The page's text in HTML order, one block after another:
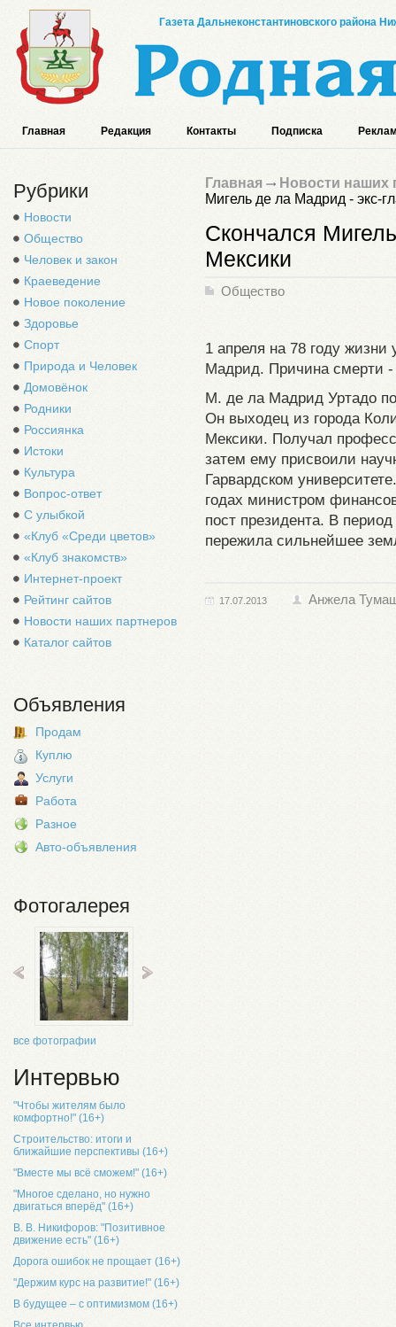
Газета Дальнеконстантиновского района
Главная Редакция Контакты Подписка
Рубрики
Новости
Общество
Человек и закон
Краеведение
Новое поколение
Здоровье
Спорт
Природа и Человек
Домовёнок
Родники
Россиянка
Истоки
Культура
Вопрос-ответ
С улыбкой
«Клуб «Среди цветов»
«Клуб знакомств»
Интернет-проект
Рейтинг сайтов
Новости наших партнеров
Каталог сайтов
Объявления
Продам
Куплю
Услуги
Работа
Разное
Авто-объявления
Фотогалерея
все фотографии
Интервью
"Чтобы жителям было
комфортно!" (16+)
Строительство: итоги и
ближайшие перспективы (16+)
"Вместе мы всё сможем!" (16+)
"Многое сделано, но нужно
двигаться вперёд" (16+)
В. В. Никифоров: "Позитивное
движение есть" (16+)
Дорога ошибок не прощает (16+)
"Держим курс на развитие!" (16+)
В будущее – с оптимизмом (16+)
Главная
Новости наших
Мигель де ла Мадрид - экс-
Скончался
Мексики
Общество
1 апреля на 78 году
Мадрид. Причина смерти
М. де ла Мадрид Уртадо
Он выходец из города
Мексики. Получал
затем ему присвоили
Гарвардском
годах министром
пост президента. В
пережила сильнейшее
17.07.2013 Анжела